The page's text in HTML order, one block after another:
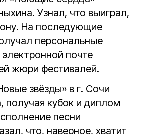
Узнал, что выиграл,
На последующие
персональные
почте
жюри фестивалей.
звёзды» в г. Сочи
получая кубок и диплом
песни
что, наверное, хватит